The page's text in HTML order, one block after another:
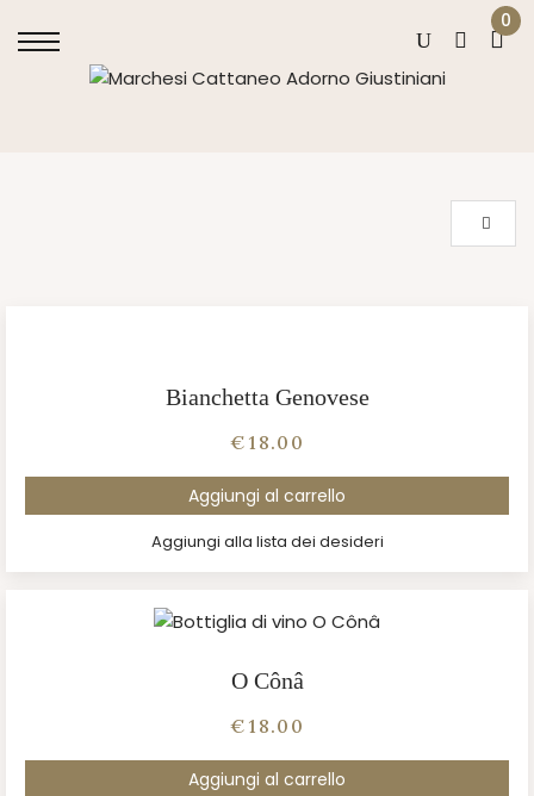
0
Bianchetta Genovese
€ 18.00
Aggiungi al carrello
Aggiungi alla lista dei desideri
O Cônâ
€ 18.00
Aggiungi al carrello